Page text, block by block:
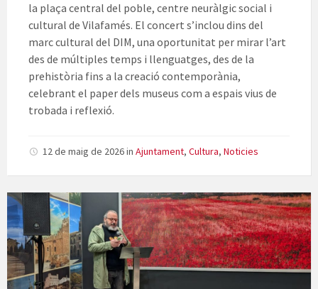
la plaça central del poble, centre neuràlgic social i
cultural de Vilafamés. El concert s’inclou dins del
marc cultural del DIM, una oportunitat per mirar l’art
des de múltiples temps i llenguatges, des de la
prehistòria fins a la creació contemporània,
celebrant el paper dels museus com a espais vius de
trobada i reflexió.
12 de maig de 2026in Ajuntament, Cultura, Noticies